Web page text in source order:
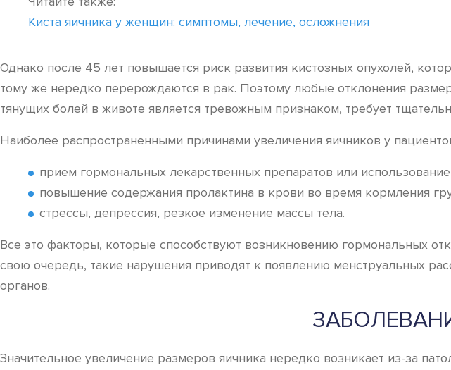
Киста яичника у женщин: симптомы, лечение, осложнения
Однако после 45 лет повышается риск развития кистозных опухолей,
тому же нередко перерождаются в рак. Поэтому любые отклонения
тянущих болей в животе является тревожным признаком, требует
Наиболее распространенными причинами увеличения яичников у
прием гормональных лекарственных препаратов или
повышение содержания пролактина в крови во время кормления
стрессы, депрессия, резкое изменение массы тела.
Все это факторы, которые способствуют возникновению гормональных
свою очередь, такие нарушения приводят к появлению менструальных
органов.
Значительное увеличение размеров яичника нередко возникает из-за